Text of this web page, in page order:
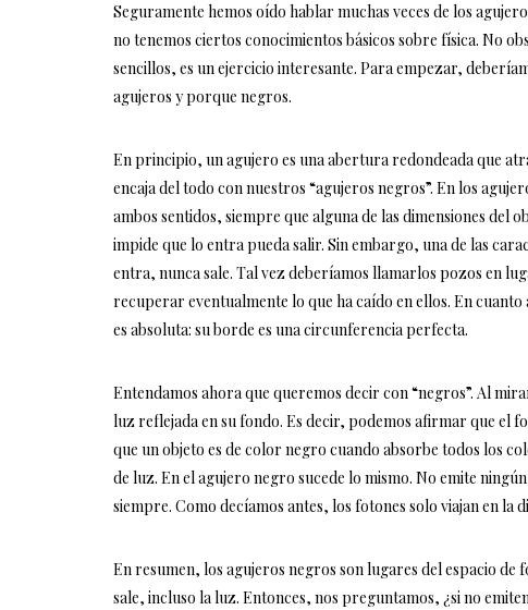
Seguramente hemos oído hablar muchas veces de los
no tenemos ciertos conocimientos básicos sobre física. No
sencillos, es un ejercicio interesante. Para empezar,
agujeros y porque negros.
En principio, un agujero es una abertura redondeada que
encaja del todo con nuestros “agujeros negros”. En los
ambos sentidos, siempre que alguna de las dimensiones del
impide que lo entra pueda salir. Sin embargo, una de las
entra, nunca sale. Tal vez deberíamos llamarlos pozos en
recuperar eventualmente lo que ha caído en ellos. En
es absoluta: su borde es una circunferencia perfecta.
Entendamos ahora que queremos decir con “negros”. Al
luz reflejada en su fondo. Es decir, podemos afirmar que el
que un objeto es de color negro cuando absorbe todos los
de luz. En el agujero negro sucede lo mismo. No emite
siempre. Como decíamos antes, los fotones solo viajan en
En resumen, los agujeros negros son lugares del espacio
sale, incluso la luz. Entonces, nos preguntamos, ¿si no